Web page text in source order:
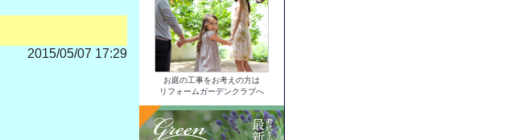
2015/05/07 17:29
お庭の工事をお考えの方は
リフォームガーデンクラブへ